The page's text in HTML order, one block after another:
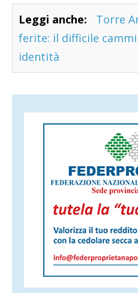
Leggi anche:
Torre
ferite: il difficile
identità